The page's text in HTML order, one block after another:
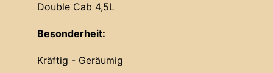
Double Cab 4,5L
Besonderheit:
Kräftig - Geräumig